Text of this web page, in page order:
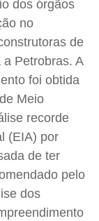
dos órgãos
no
de
Petrobras. A
foi obtida
Meio
recorde
(EIA) por
de ter
pelo
dos